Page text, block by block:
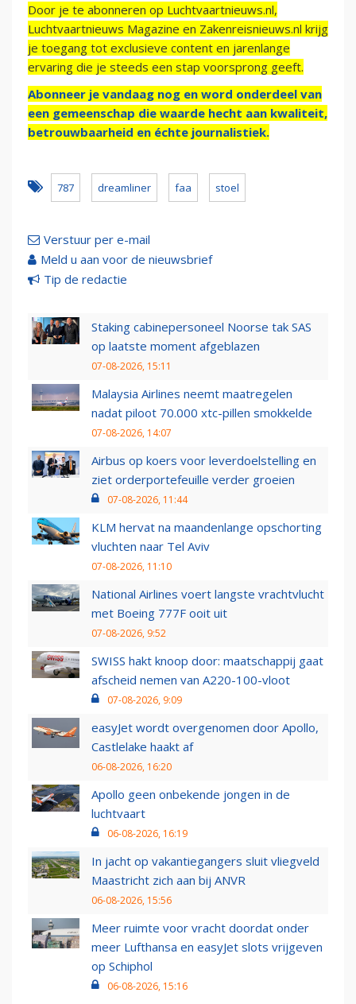
Door je te abonneren op Luchtvaartnieuws.nl,
Luchtvaartnieuws Magazine en Zakenreisnieuws.nl krijg
je toegang tot exclusieve content en jarenlange
ervaring die je steeds een stap voorsprong geeft.
Abonneer je vandaag nog en word onderdeel van
een gemeenschap die waarde hecht aan kwaliteit,
betrouwbaarheid en échte journalistiek.
787 dreamliner faa stoel
Verstuur per e-mail
Meld u aan voor de nieuwsbrief
Tip de redactie
Staking cabinepersoneel Noorse tak SAS
op laatste moment afgeblazen
07-08-2026, 15:11
Malaysia Airlines neemt maatregelen
nadat piloot 70.000 xtc-pillen smokkelde
07-08-2026, 14:07
Airbus op koers voor leverdoelstelling en
ziet orderportefeuille verder groeien
07-08-2026, 11:44
KLM hervat na maandenlange opschorting
vluchten naar Tel Aviv
07-08-2026, 11:10
National Airlines voert langste vrachtvlucht
met Boeing 777F ooit uit
07-08-2026, 9:52
SWISS hakt knoop door: maatschappij gaat
afscheid nemen van A220-100-vloot
07-08-2026, 9:09
easyJet wordt overgenomen door Apollo,
Castlelake haakt af
06-08-2026, 16:20
Apollo geen onbekende jongen in de
luchtvaart
06-08-2026, 16:19
In jacht op vakantiegangers sluit vliegveld
Maastricht zich aan bij ANVR
06-08-2026, 15:56
Meer ruimte voor vracht doordat onder
meer Lufthansa en easyJet slots vrijgeven
op Schiphol
06-08-2026, 15:16